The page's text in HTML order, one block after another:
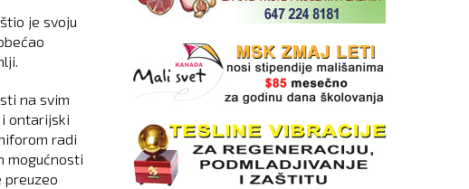
je svoju
na svim
ontarijski
radi
mogućnosti
preuzeo